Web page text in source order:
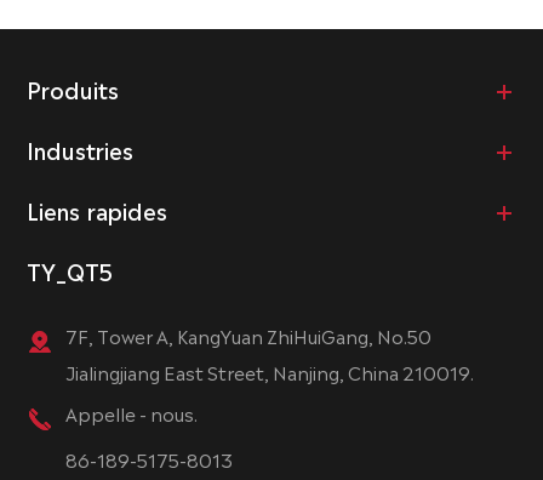
Produits
Industries
Liens rapides
TY_QT5
7F, Tower A, KangYuan ZhiHuiGang, No.50
Jialingjiang East Street, Nanjing, China 210019.
Appelle - nous.
86-189-5175-8013